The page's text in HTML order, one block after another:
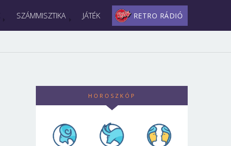
SZÁMMISZTIKA JÁTÉK RETRO RÁDIÓ
HOROSZKÓP